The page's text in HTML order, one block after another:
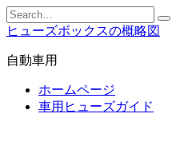
Skip
to
content
Search
for:
ヒューズボックスの概略図
自動車用
ホームページ
車用ヒューズガイド